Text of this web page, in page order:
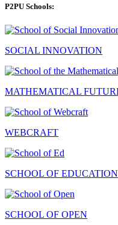
P2PU Schools:
SOCIAL INNOVATION
MATHEMATICAL
WEBCRAFT
SCHOOL OF EDUCATION
SCHOOL OF OPEN